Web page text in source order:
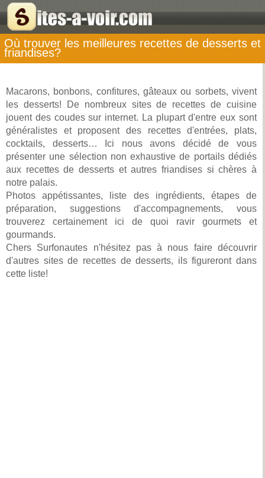
Où trouver les meilleures recettes de desserts et
friandises?
Macarons, bonbons, confitures, gâteaux ou sorbets, vivent
les desserts! De nombreux sites de recettes de cuisine
jouent des coudes sur internet. La plupart d'entre eux sont
généralistes et proposent des recettes d'entrées, plats,
cocktails, desserts… Ici nous avons décidé de vous
présenter une sélection non exhaustive de portails dédiés
aux recettes de desserts et autres friandises si chères à
notre palais.
Photos appétissantes, liste des ingrédients, étapes de
préparation, suggestions d'accompagnements, vous
trouverez certainement ici de quoi ravir gourmets et
gourmands.
Chers Surfonautes n'hésitez pas à nous faire découvrir
d'autres sites de recettes de desserts, ils figureront dans
cette liste!